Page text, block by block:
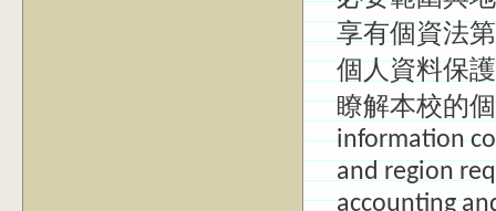
享有個資法
個人資料保
瞭解本校的
information
and region
accounting